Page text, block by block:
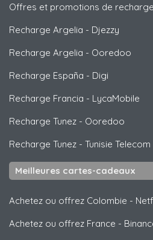
Offres et promotions de
Recharge Argelia - Djezzy
Recharge Argelia - Ooredoo
Recharge España - Digi
Recharge Francia - LycaMobile
Recharge Tunez - Ooredoo
Recharge Tunez - Tunisie Telecom
Meilleures cartes-cadeaux
Achetez ou offrez Colombie -
Achetez ou offrez France -